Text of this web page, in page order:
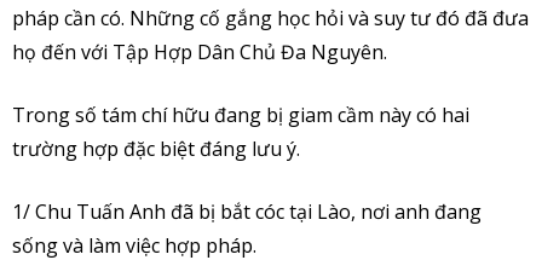
pháp cần có. Những cố gắng học hỏi và suy tư đó đã đưa
họ đến với Tập Hợp Dân Chủ Đa Nguyên.
Trong số tám chí hữu đang bị giam cầm này có hai
trường hợp đặc biệt đáng lưu ý.
1/ Chu Tuấn Anh đã bị bắt cóc tại Lào, nơi anh đang
sống và làm việc hợp pháp.